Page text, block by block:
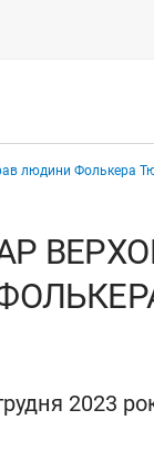
людини Фолькера
2023